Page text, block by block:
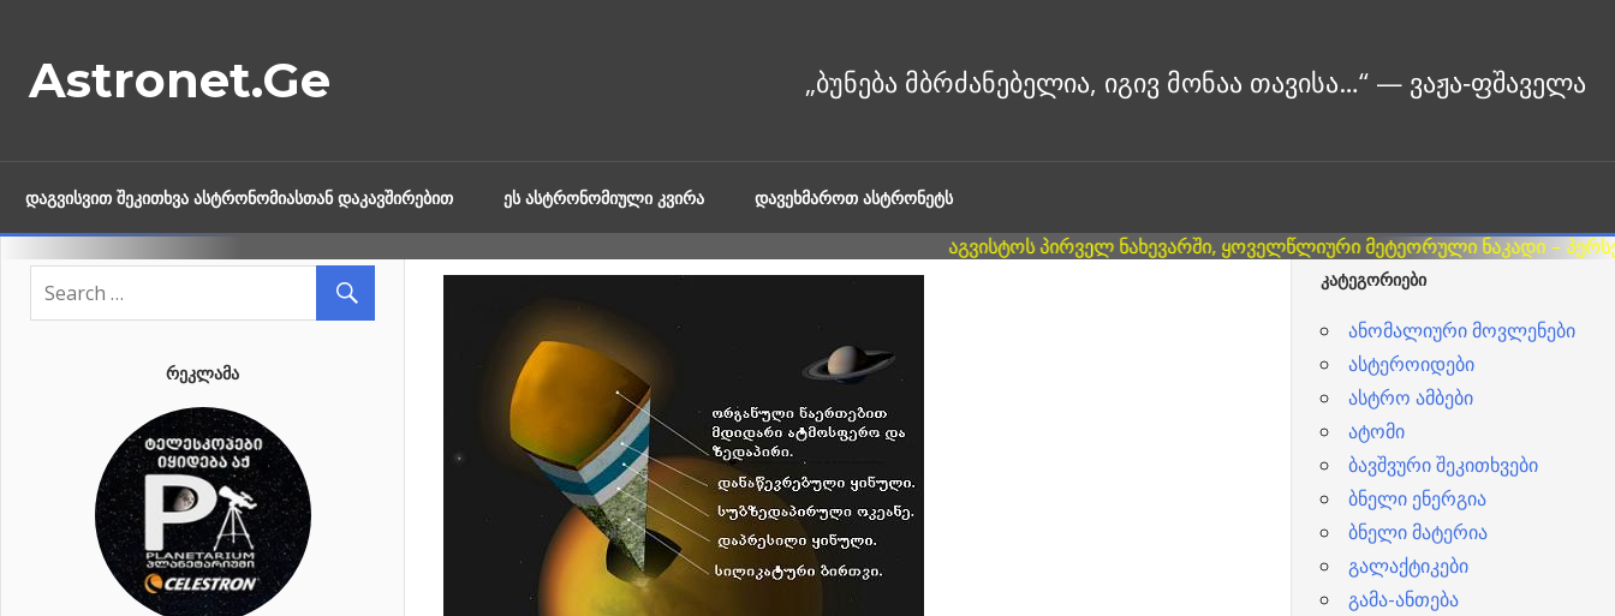
content
Astronet.Ge
ᲓᲐᲒᲕᲘᲡᲕᲘᲗ ᲨᲔᲙᲘᲗᲮᲕᲐ ᲐᲡᲢᲠᲝᲜᲝᲛᲘᲐᲡᲗᲐᲜ ᲓᲐᲙᲐᲕᲨᲘᲠᲔᲑᲘᲗ ᲔᲡ ᲐᲡᲢᲠᲝᲜᲝᲛᲘᲣᲚᲘ ᲙᲕᲘᲠᲐ ᲓᲐᲕᲔᲮᲛᲐᲠᲝᲗ ᲐᲡᲢᲠᲝᲜᲔᲢᲡ
ᲠᲔᲙᲚᲐᲛᲐ
ᲙᲐᲢᲔᲒᲝᲠᲘᲔᲑᲘ
ანომალიური მოვლენები
ასტეროიდები
ასტრო ამბები
ატომი
ბავშვური შეკითხვები
ბნელი ენერგია
ბნელი მატერია
გალაქტიკები
გამა-ანთება